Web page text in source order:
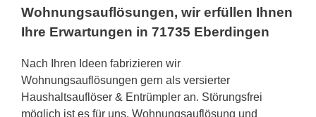
Wohnungsauflösungen, wir erfüllen Ihnen
Ihre Erwartungen in 71735 Eberdingen
Nach Ihren Ideen fabrizieren wir
Wohnungsauflösungen gern als versierter
Haushaltsauflöser & Entrümpler an. Störungsfrei
möglich ist es für uns, Wohnungsauflösung und